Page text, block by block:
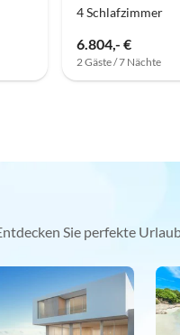
4 Schlafzimmer
6.804,- €
2 Gäste / 7 Nächte
Sie perfekte